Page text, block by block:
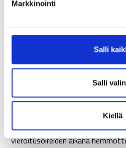
Markkinointi
Salli
Salli
Kiellä
alkaa harjoittelemaan ja
Nauti onnistumisistasi
Huomioi alkuun jokainen
tupakoimattomuuden/
kehumalla itseäsi sisäisesti tai
sinua ilahduttavia ja arkisia
hankit säästyneillä rahoilla, mitä
tehdä yksin tai läheisten kanssa?
vieroitusoireiden aikana